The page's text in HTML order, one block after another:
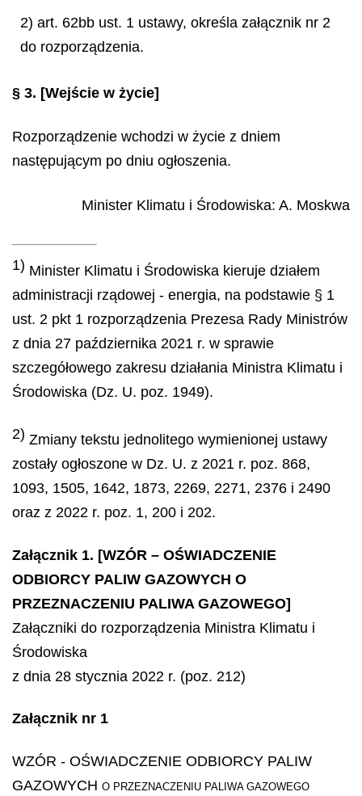
2) art. 62bb ust. 1 ustawy, określa załącznik nr 2
do rozporządzenia.
§ 3. [Wejście w życie]
Rozporządzenie wchodzi w życie z dniem
następującym po dniu ogłoszenia.
Minister Klimatu i Środowiska: A. Moskwa
1) Minister Klimatu i Środowiska kieruje działem
administracji rządowej - energia, na podstawie § 1
ust. 2 pkt 1 rozporządzenia Prezesa Rady Ministrów
z dnia 27 października 2021 r. w sprawie
szczegółowego zakresu działania Ministra Klimatu i
Środowiska (Dz. U. poz. 1949).
2) Zmiany tekstu jednolitego wymienionej ustawy
zostały ogłoszone w Dz. U. z 2021 r. poz. 868,
1093, 1505, 1642, 1873, 2269, 2271, 2376 i 2490
oraz z 2022 r. poz. 1, 200 i 202.
Załącznik 1. [WZÓR – OŚWIADCZENIE
ODBIORCY PALIW GAZOWYCH O
PRZEZNACZENIU PALIWA GAZOWEGO]
Załączniki do rozporządzenia Ministra Klimatu i
Środowiska
z dnia 28 stycznia 2022 r. (poz. 212)
Załącznik nr 1
WZÓR - OŚWIADCZENIE ODBIORCY PALIW
GAZOWYCH O PRZEZNACZENIU PALIWA GAZOWEGO